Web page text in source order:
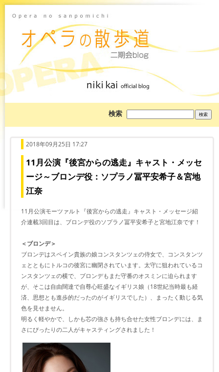
検索
を
2018年09月25日 17:27
11月公演『後宮からの逃走』キャスト・メッセ
ージ～ブロンデ役：ソプラノ冨平安希子＆宮地
江奈
11月公演モーツァルト『後宮からの逃走』キャスト・メッセージ紹
介連載3回目は、ブロンデ役のソプラノ冨平安希子と宮地江奈です！
＜ブロンデ＞
ブロンデはスペイン貴族の娘コンスタンツェの侍女で、コンスタンツ
ェとともにトルコの後宮に幽閉されています。太守に狙われているコ
ンスタンツェの横で、ブロンデもまた守番のオスミンに迫られます
が、そこは自由闊達で自尊心旺盛なイギリス娘（18世紀当時最も経
済、思想とも進歩的だったのがイギリスでした）、まったく動じる気
色を見せません。
明るく軽やかで、しかも芯の強さも持ち合せた女性ブロンデには、ま
さにぴったりの二人がキャスティングされました！